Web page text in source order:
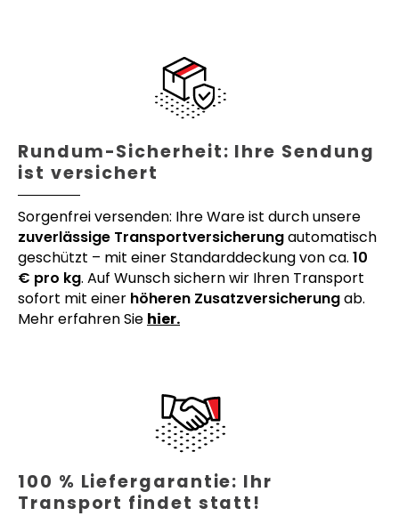
Rundum-Sicherheit: Ihre Sendung
ist versichert
Sorgenfrei versenden: Ihre Ware ist durch unsere
zuverlässige Transportversicherungautomatisch
geschützt – mit einer Standarddeckung von ca. 10
€ pro kg. Auf Wunsch sichern wir Ihren Transport
sofort mit einer höheren Zusatzversicherungab.
Mehr erfahren Sie hier.
100 % Liefergarantie: Ihr
Transport findet statt!